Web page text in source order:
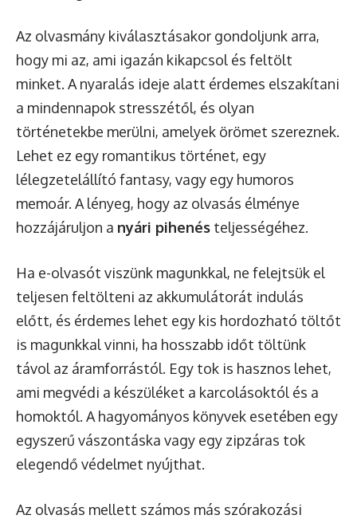
Az olvasmány kiválasztásakor gondoljunk arra,
hogy mi az, ami igazán kikapcsol és feltölt
minket. A nyaralás ideje alatt érdemes elszakítani
a mindennapok stresszétől, és olyan
történetekbe merülni, amelyek örömet szereznek.
Lehet ez egy romantikus történet, egy
lélegzetelállító fantasy, vagy egy humoros
memoár. A lényeg, hogy az olvasás élménye
hozzájáruljon a nyári pihenés teljességéhez.
Ha e-olvasót viszünk magunkkal, ne felejtsük el
teljesen feltölteni az akkumulátorát indulás
előtt, és érdemes lehet egy kis hordozható töltőt
is magunkkal vinni, ha hosszabb időt töltünk
távol az áramforrástól. Egy tok is hasznos lehet,
ami megvédi a készüléket a karcolásoktól és a
homoktól. A hagyományos könyvek esetében egy
egyszerű vászontáska vagy egy zipzáras tok
elegendő védelmet nyújthat.
Az olvasás mellett számos más szórakozási